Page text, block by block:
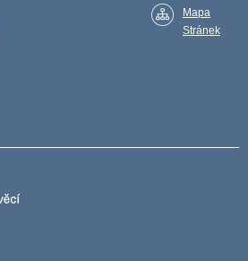
Mapa
Stránek